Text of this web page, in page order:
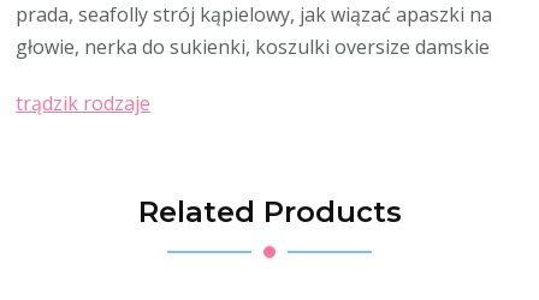
prada, seafolly strój kąpielowy, jak wiązać apaszki na
głowie, nerka do sukienki, koszulki oversize damskie
trądzik rodzaje
Related Products